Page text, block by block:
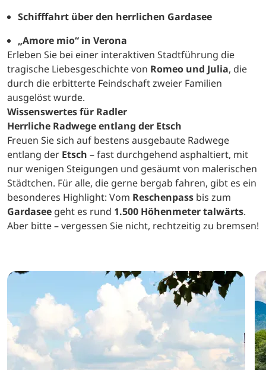
Schifffahrt über den herrlichen Gardasee
„Amore mio“ in Verona
Erleben Sie bei einer interaktiven Stadtführung die
tragische Liebesgeschichte von Romeo und Julia, die
durch die erbitterte Feindschaft zweier Familien
ausgelöst wurde.
Wissenswertes für Radler
Herrliche Radwege entlang der Etsch
Freuen Sie sich auf bestens ausgebaute Radwege
entlang der Etsch – fast durchgehend asphaltiert, mit
nur wenigen Steigungen und gesäumt von malerischen
Städtchen. Für alle, die gerne bergab fahren, gibt es ein
besonderes Highlight: Vom Reschenpass bis zum
Gardasee geht es rund 1.500 Höhenmeter talwärts.
Aber bitte – vergessen Sie nicht, rechtzeitig zu bremsen!